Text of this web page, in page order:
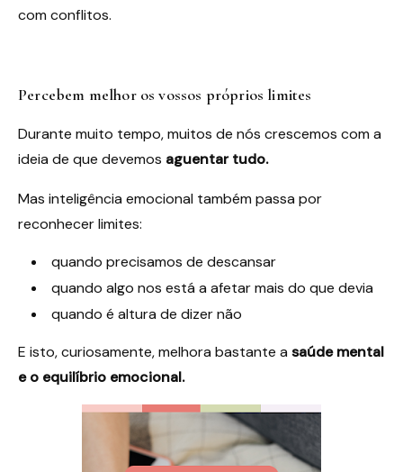
com conflitos.
Percebem melhor os vossos próprios limites
Durante muito tempo, muitos de nós crescemos com a
ideia de que devemos aguentar tudo.
Mas inteligência emocional também passa por
reconhecer limites:
quando precisamos de descansar
quando algo nos está a afetar mais do que devia
quando é altura de dizer não
E isto, curiosamente, melhora bastante a saúde mental
e o equilíbrio emocional.